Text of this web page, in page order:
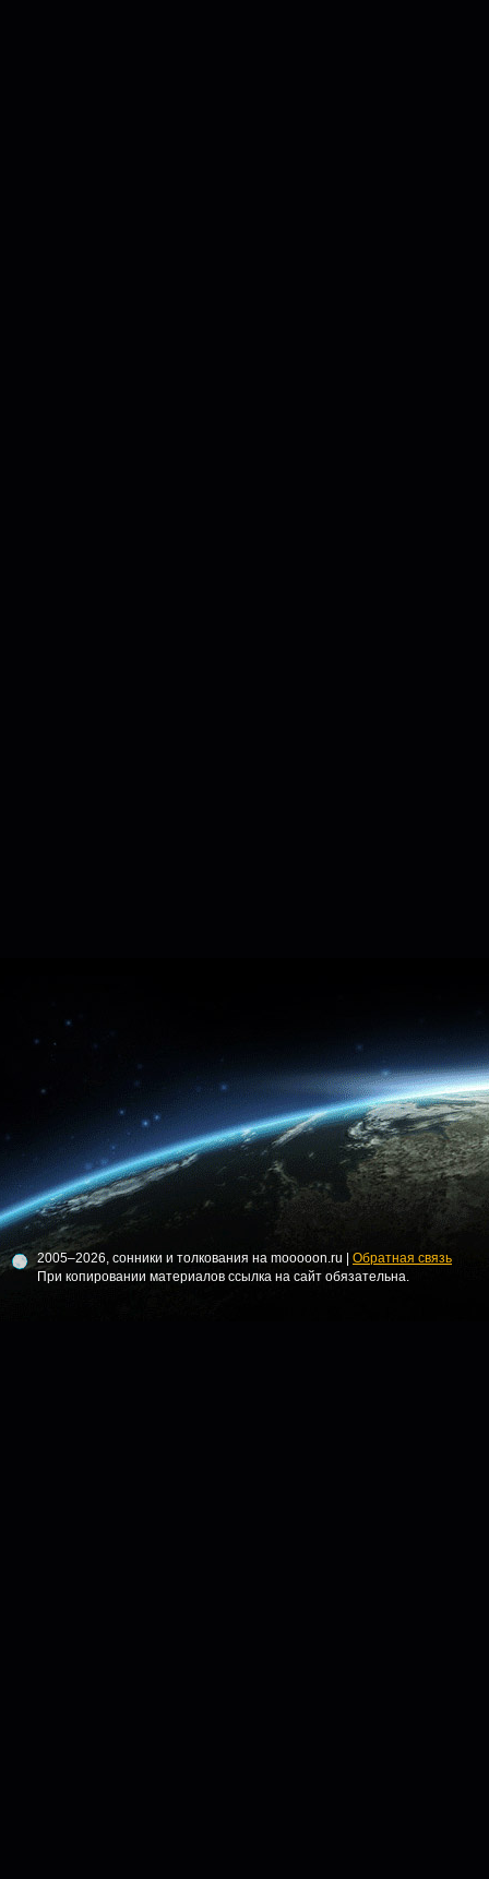
2005–2026, сонники и толкования на mooooon.ru | Обратная связь
При копировании материалов ссылка на сайт обязательна.